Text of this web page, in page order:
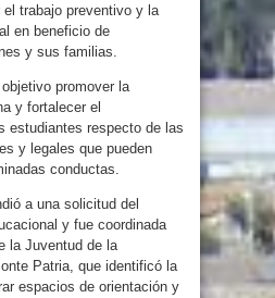
trabajo preventivo y la
en beneficio de
y sus familias.
promover la
y fortalecer el
estudiantes respecto de las
y legales que pueden
conductas.
a una solicitud del
y fue coordinada
la Juventud de la
Patria, que identificó la
espacios de orientación y